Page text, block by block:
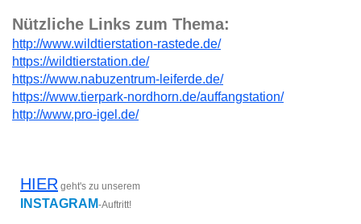
Nützliche Links zum Thema:
http://www.wildtierstation-rastede.de/
https://wildtierstation.de/
https://www.nabuzentrum-leiferde.de/
https://www.tierpark-nordhorn.de/auffangstation/
http://www.pro-igel.de/
HIER geht's zu unserem
INSTAGRAM-Auftritt!